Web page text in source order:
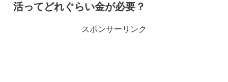
活ってどれぐらい金が必要？
スポンサーリンク